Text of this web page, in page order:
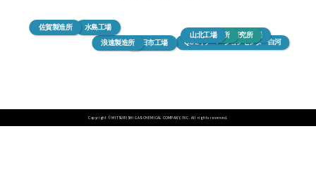
新潟研究所
新潟工場
QOLイノベーションセンター白河
鹿島工場
東京研究所
平塚研究所
山北工場
四日市工場
浪速製造所
水島工場
佐賀製造所
Copyright © MITSUBISHI GAS CHEMICAL COMPANY, INC. All rights reserved.